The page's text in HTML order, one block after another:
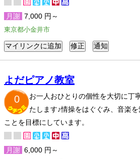
月謝 7,000 円～
東京都小金井市
よだピアノ教室
0
お一人おひとりの個性を大切に丁
たします♪情操をはぐぐみ、音楽
ことを目標にしています。
月謝 6,000 円～